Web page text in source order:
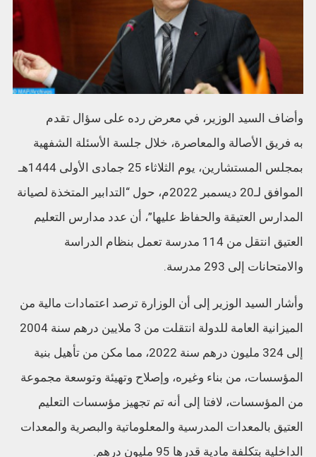
وأضاف السيد الوزير، في معرض رده على سؤال تقدم
به فريق الأصالة والمعاصرة، خلال جلسة الأسئلة الشفهية
بمجلس المستشارين، يوم الثلاثاء 25 جمادى الأولى 1444هـ
الموافق لـ20 ديسمبر 2022م، حول “التدابير المتخذة لصيانة
المدارس العتيقة والحفاظ عليها”، أن عدد مدارس التعليم
العتيق انتقل من 114 مدرسة تعمل بنظام الدراسة
والامتحانات إلى 293 مدرسة.
وأشار السيد الوزير إلى أن الوزارة ترصد اعتمادات مالية من
الميزانية العامة للدولة انتقلت من 3 ملايين درهم سنة 2004
إلى 324 مليون درهم سنة 2022، مما مكن من تأهيل بنية
المؤسسات، من بناء وغيره، وإصلاح وتهيئة وتوسعة مجموعة
من المؤسسات، لافتا إلى أنه تم تجهيز مؤسسات التعليم
العتيق بالمعدات المدرسية والمعلوماتية والبصرية والمعدات
الداخلية بتكلفة مادية قدرها 95 مليون درهم.